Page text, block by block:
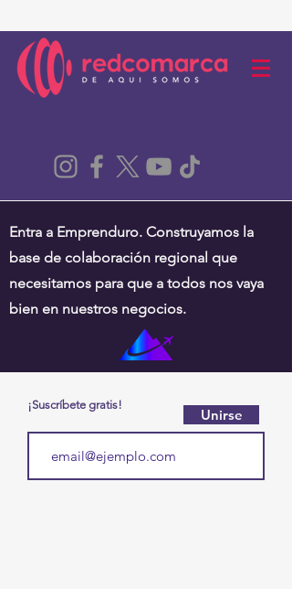
Entra a Emprenduro. Construyamos la
base de colaboración regional que
necesitamos para que a todos nos vaya
bien en nuestros negocios.
¡Suscríbete gratis!
Unirse